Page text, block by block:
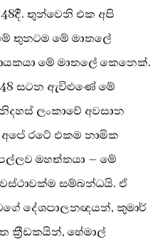
තුන්වෙනි එක අපි
තුනටම මේ මාතලේ
මේ මාතලේ කෙනෙක්.
සටන ඇවිළුණේ මේ
ලංකාවේ අවසාන
අපේ රටේ එකම නාමික
මහත්තයා – මේ
සම්බන්ධයි. ඒ
දේශපාලනඥයන්, කුමාර්
ක්‍රීඩකයින්, හේමාල්